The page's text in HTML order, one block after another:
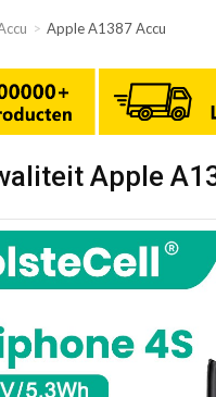
Apple A1387 Accu
Apple